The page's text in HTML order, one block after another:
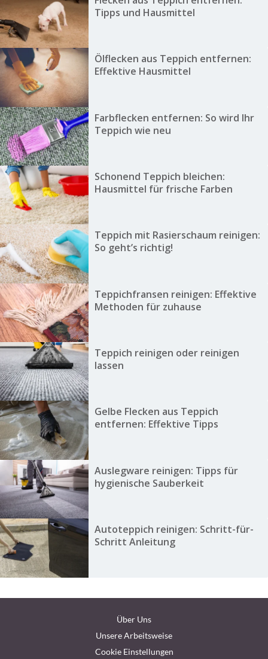
Tipps und Hausmittel
Ölflecken aus Teppich entfernen:
Effektive Hausmittel
Farbflecken entfernen: So wird Ihr
Teppich wie neu
Schonend Teppich bleichen:
Hausmittel für frische Farben
Teppich mit Rasierschaum reinigen:
So geht’s richtig!
Teppichfransen reinigen: Effektive
Methoden für zuhause
Teppich reinigen oder reinigen
lassen
Gelbe Flecken aus Teppich
entfernen: Effektive Tipps
Auslegware reinigen: Tipps für
hygienische Sauberkeit
Autoteppich reinigen: Schritt-für-
Schritt Anleitung
Über Uns
Unsere Arbeitsweise
Cookie Einstellungen